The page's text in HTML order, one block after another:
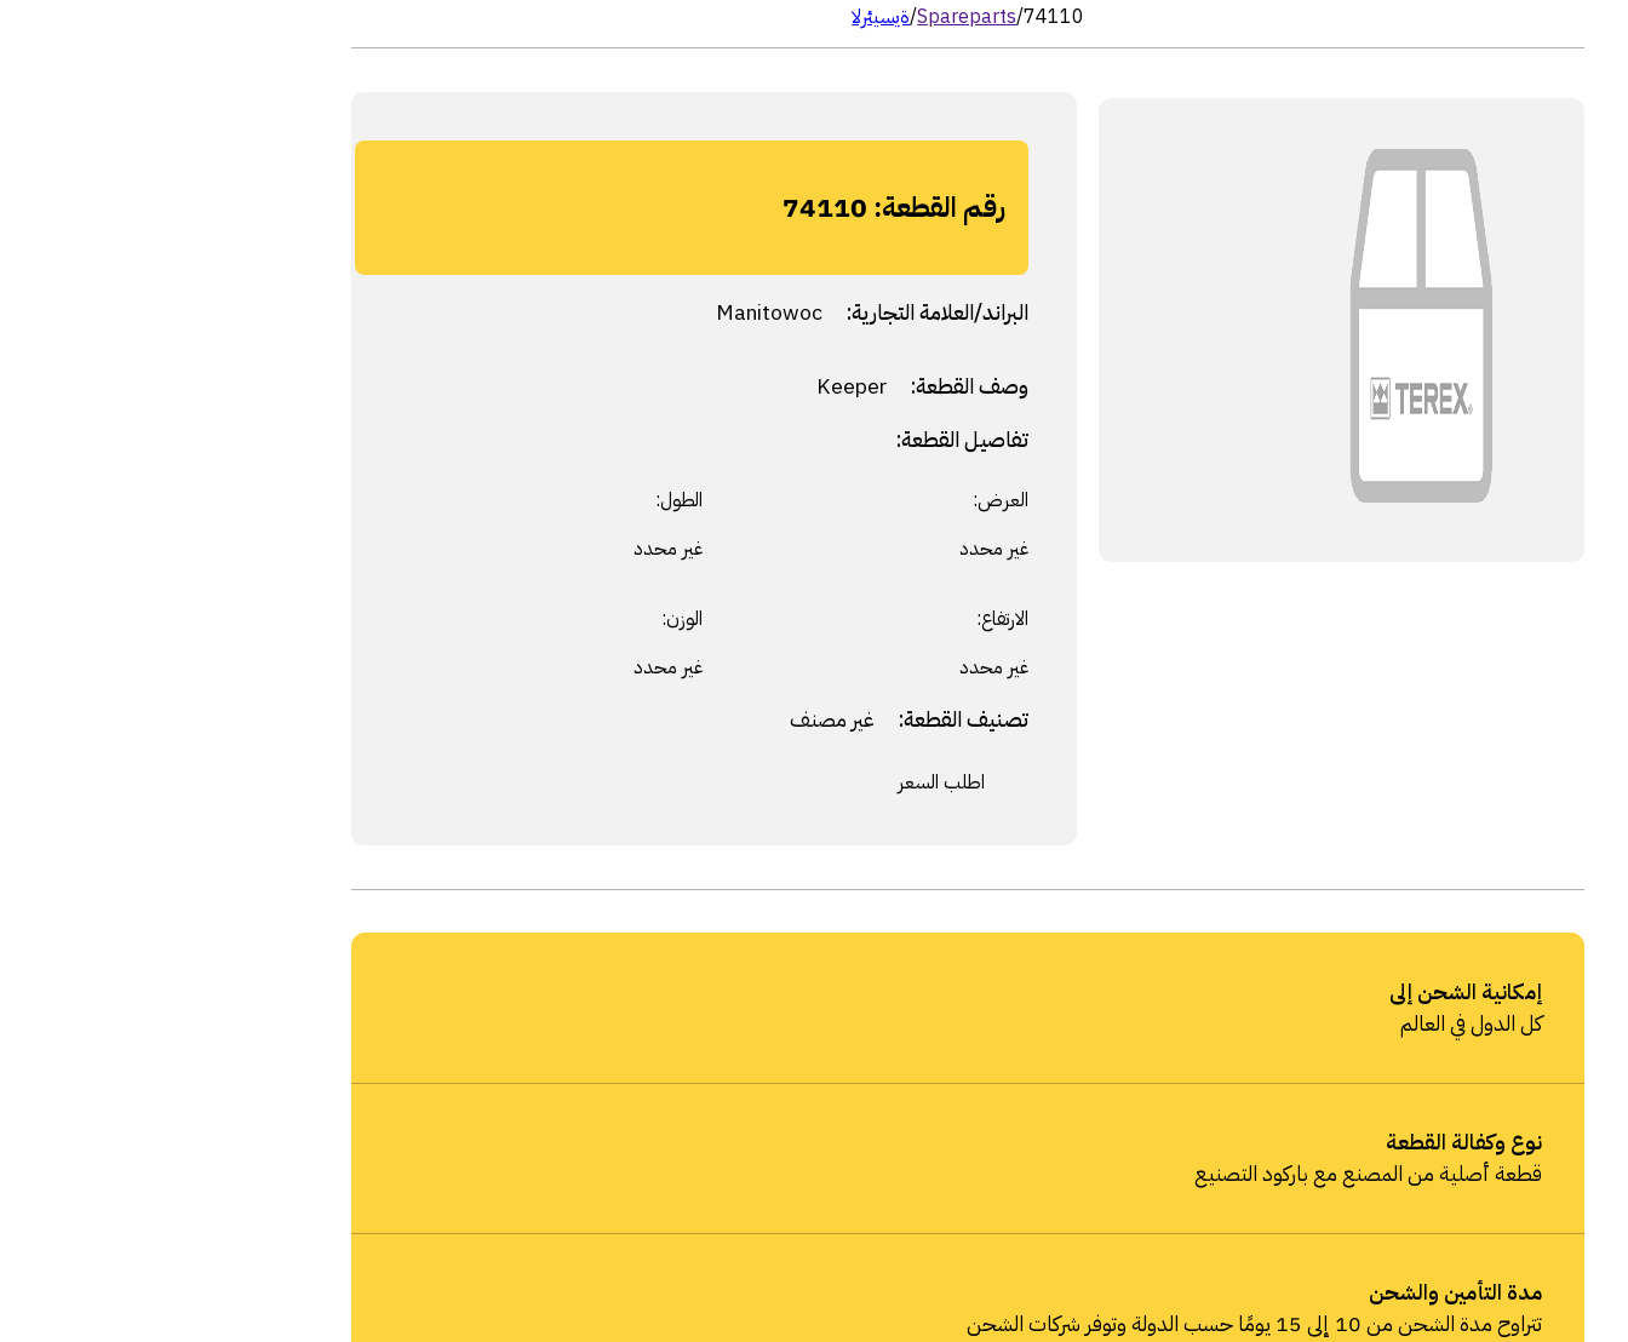
الرئيسية/Spareparts/74110
رقم القطعة: 74110
البراند/العلامة التجارية: Manitowoc
وصف القطعة:
Keeper
تفاصيل القطعة:
العرض:
غير محدد
الطول:
غير محدد
الارتفاع:
غير محدد
الوزن:
غير محدد
تصنيف القطعة: غير مصنف
اطلب السعر
إمكانية الشحن إلى
كل الدول في العالم
نوع وكفالة القطعة
قطعة أصلية من المصنع مع باركود التصنيع
مدة التأمين والشحن
تتراوح مدة الشحن من 10 إلى 15 يومًا حسب الدولة وتوفر شركات الشحن